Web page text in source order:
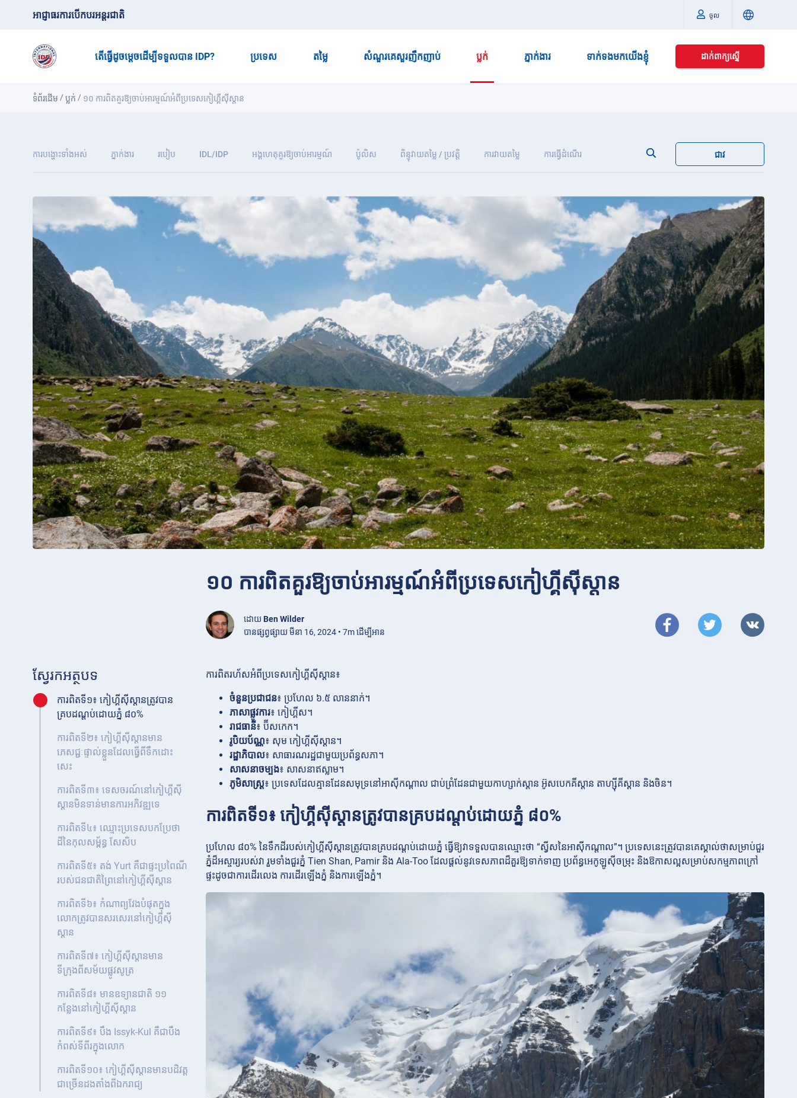
អាជ្ញាធរការបើកបរអន្តរជាតិ ចូល
តើធ្វើដូចម្តេចដើម្បីទទួលបាន IDP? ប្រទេស តម្លៃ សំណួរគេសួរញឹកញាប់ ប្លក់ ភ្នាក់ងារ ទាក់ទងមកយើងខ្ញុំ ដាក់ពាក្យស្នើ
ទំព័រដើម /ប្លក់ / ១០ ការពិត​គួរឱ្យ​ចាប់អារម្មណ៍​អំពី​ប្រទេស​កៀហ្គីស៊ីស្តាន
ការបង្ហោះទាំងអស់ ភ្នាក់ងារ របៀប IDL/IDP អង្គហេតុគួរឱ្យចាប់អារម្មណ៍ ប៉ូលិស ពិន្ទុវាយតម្លៃ / ប្រវត្តិ ការវាយតម្លៃ ការធ្វើដំណើរ ជាវ
១០ ការពិត​គួរឱ្យ​ចាប់អារម្មណ៍​អំពី​ប្រទេស​កៀហ្គីស៊ីស្តាន
ដោយ Ben Wilder
បានផ្សព្វផ្សាយ មីនា 16, 2024 • 7m ដើម្បីអាន
ស្វែរកអត្ថបទ
ការពិតទី១៖ កៀហ្គីស៊ីស្តានត្រូវបាន
គ្របដណ្តប់ដោយភ្នំ ៨០%
ការពិតទី២៖ កៀហ្គីស៊ីស្តានមាន
ភេសជ្ជៈផ្ទាល់ខ្លួនដែលធ្វើពីទឹកដោះ
សេះ
ការពិតទី៣៖ ទេសចរណ៍នៅកៀហ្គីស៊ី
ស្តានមិនទាន់មានការអភិវឌ្ឍទេ
ការពិតទី៤៖ ឈ្មោះប្រទេសបកប្រែថា
ដីនៃកុលសម្ព័ន្ធ សែសិប
ការពិតទី៥៖ តង់ Yurt គឺជាផ្ទះប្រពៃណី
របស់ជនជាតិព្រៃនៅកៀហ្គីស៊ីស្តាន
ការពិតទី៦៖ កំណាព្យវែងបំផុតក្នុង
លោកត្រូវបានសរសេរនៅកៀហ្គីស៊ី
ស្តាន
ការពិតទី៧៖ កៀហ្គីស៊ីស្តានមាន
ទីក្រុងពីសម័យផ្លូវសូត្រ
ការពិតទី៨៖ មានឧទ្យានជាតិ ១១
កន្លែងនៅកៀហ្គីស៊ីស្តាន
ការពិតទី៩៖ បឹង Issyk-Kul គឺជាបឹង
កំពស់ទីពីរក្នុងលោក
ការពិតទី១០៖ កៀហ្គីស៊ីស្តានមានបដិវត្ត
ជាច្រើនដងតាំងពីឯករាជ្យ
ការពិតរហ័សអំពីប្រទេសកៀហ្គីស៊ីស្តាន៖
ចំនួនប្រជាជន៖ ប្រហែល ៦.៥ លាននាក់។
ភាសាផ្លូវការ៖ កៀហ្គីស។
រាជធានី៖ ប៊ីសកេក។
រូបិយប័ណ្ណ៖ សុម កៀហ្គីស៊ីស្តាន។
រដ្ឋាភិបាល៖ សាធារណរដ្ឋជាមួយប្រព័ន្ធសភា។
សាសនាចម្បង៖ សាសនាឥស្លាម។
ភូមិសាស្ត្រ៖ ប្រទេសដែលគ្មានដែនសមុទ្រនៅអាស៊ីកណ្តាល ជាប់ព្រំដែនជាមួយកាហ្សាក់ស្តាន អ៊ូសបេកគីស្តាន តាហ្ស៊ីគីស្តាន និងចិន។
ការពិតទី១៖ កៀហ្គីស៊ីស្តានត្រូវបានគ្របដណ្តប់ដោយភ្នំ ៨០%
ប្រហែល ៨០% នៃទឹកដីរបស់កៀហ្គីស៊ីស្តានត្រូវបានគ្របដណ្តប់ដោយភ្នំ ធ្វើឱ្យវាទទួលបានឈ្មោះថា “ស្វីសនៃអាស៊ីកណ្តាល”។ ប្រទេសនេះត្រូវបានគេស្គាល់ថាសម្រាប់ជួរ
ភ្នំដ៏អស្ចារ្យរបស់វា រួមទាំងជួរភ្នំ Tien Shan, Pamir និង Ala-Too ដែលផ្តល់នូវទេសភាពដ៏គួរឱ្យទាក់ទាញ ប្រព័ន្ធអេកូឡូស៊ីចម្រុះ និងឱកាសល្អសម្រាប់សកម្មភាពក្រៅ
ផ្ទះដូចជាការដើរលេង ការដើរឡើងភ្នំ និងការឡើងភ្នំ។